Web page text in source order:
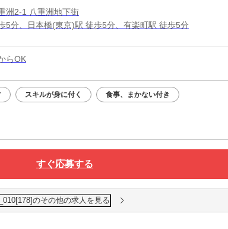
洲2-1 八重洲地下街
5分、日本橋(東京)駅 徒歩5分、有楽町駅 徒歩5分
らOK
スキルが身に付く 食事、まかない付き
すぐ応募する
のその他の求人を見る